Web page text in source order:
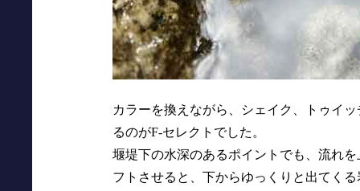
カラーを換えながら、シェイク、トゥイ
るのがF-セレクトでした。
堰堤下の水深のあるポイントでも、流れ
フトさせると、下からゆっくりと出てく